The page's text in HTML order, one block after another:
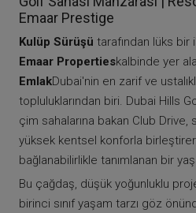
Emaar Prestige
Kulüp Sürüşü tarafından lüks
Emaar Propertieskalbinde yer
EmlakDubai'nin en zarif ve
topluluklarından biri. Dubai Hills
çim sahalarına bakan Club Drive,
yüksek kentsel konforla
bağlanabilirlikle tanımlanan bir
Bu çağdaş, düşük yoğunluklu
birinci sınıf yaşam tarzı göz